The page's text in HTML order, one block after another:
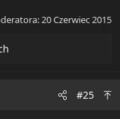
20 Czerwiec 2015
#25